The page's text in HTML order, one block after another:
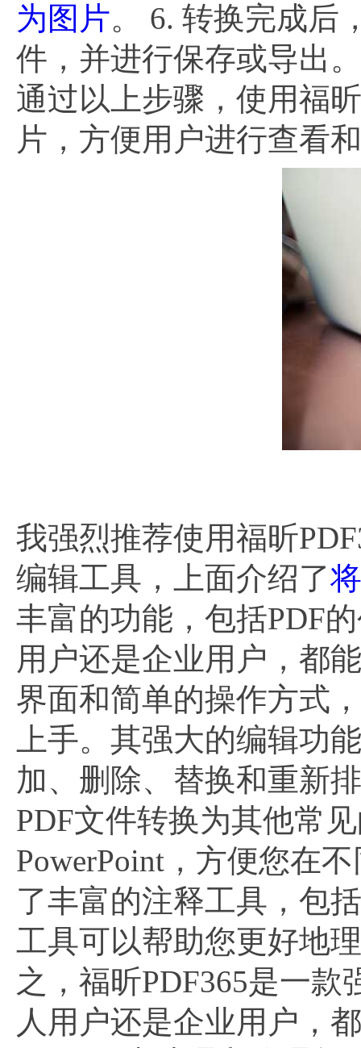
为图片。 6. 转换完成后
件，并进行保存或导出。
通过以上步骤，使用福
片，方便用户进行查看
我强烈推荐使用福昕
编辑工具，上面介绍了
丰富的功能，包括PDF
用户还是企业用户，都
界面和简单的操作方式
上手。其强大的编辑功
加、删除、替换和重新
PDF文件转换为其他常
PowerPoint，方便您在
了丰富的注释工具，包
工具可以帮助您更好地
之，福昕PDF365是一
人用户还是企业用户，